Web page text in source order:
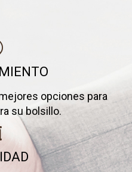
opciones para
su bolsillo.